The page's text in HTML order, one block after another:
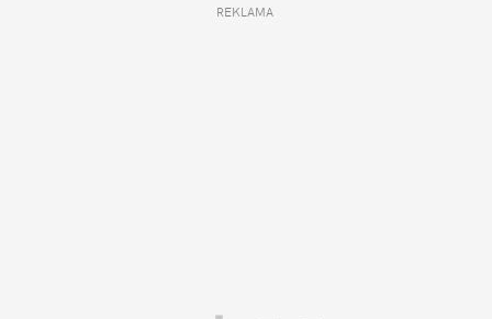
REKLAMA